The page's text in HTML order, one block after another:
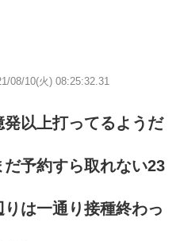
08/10(火) 08:25:32.31
以上打ってるようだ
予約すら取れない23
は一通り接種終わっ